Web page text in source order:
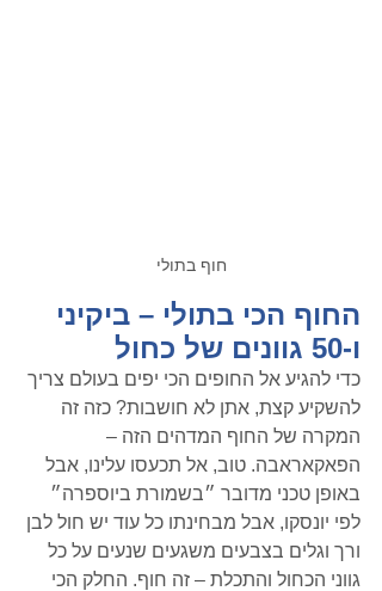
חוף בתולי
החוף הכי בתולי – ביקיני
ו-50 גוונים של כחול
כדי להגיע אל החופים הכי יפים בעולם צריך
להשקיע קצת, אתן לא חושבות? כזה זה
המקרה של החוף המדהים הזה –
הפאקאראבה. טוב, אל תכעסו עלינו, אבל
באופן טכני מדובר ״בשמורת ביוספרה״
לפי יונסקו, אבל מבחינתו כל עוד יש חול לבן
ורך וגלים בצבעים משגעים שנעים על כל
גווני הכחול והתכלת – זה חוף. החלק הכי